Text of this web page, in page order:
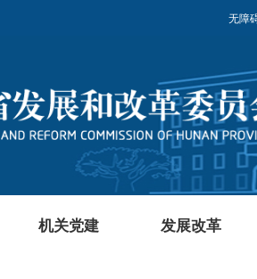
无障
机关党建 发展改革